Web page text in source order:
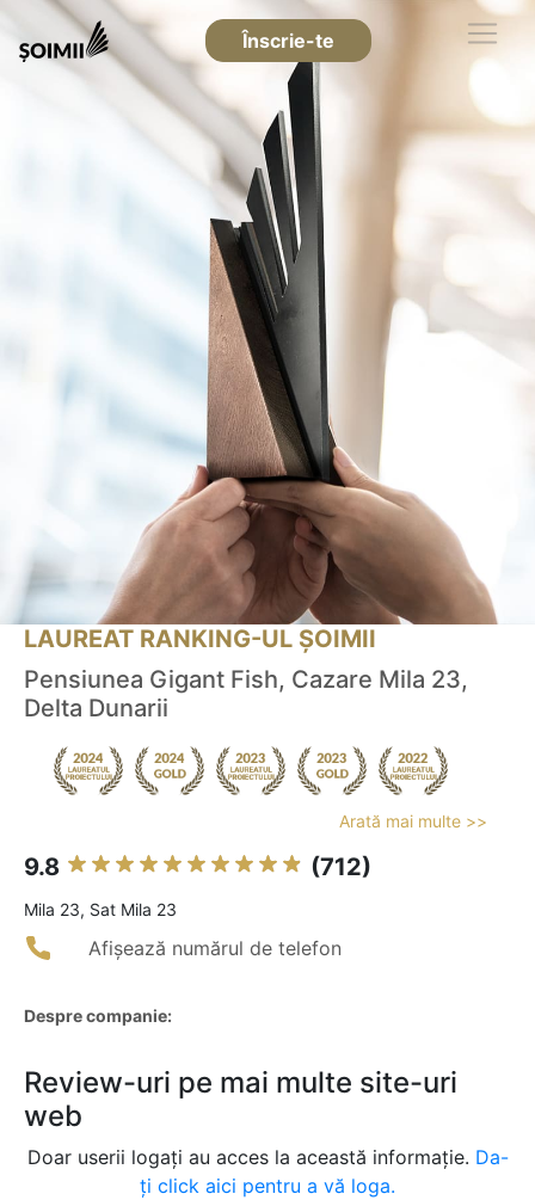
Înscrie-te
LAUREAT RANKING-UL ȘOIMII
Pensiunea Gigant Fish, Cazare Mila 23,
Delta Dunarii
Arată mai multe >>
9.8 (712)
Mila 23, Sat Mila 23
Afișează numărul de telefon
Despre companie:
Review-uri pe mai multe site-uri
web
Doar userii logați au acces la această informație. Da-
ți click aici pentru a vă loga.